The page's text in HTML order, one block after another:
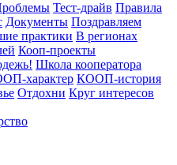
Тест-драйв Правила
Документы Поздравляем
практики В регионах
Кооп-проекты
Школа кооператора
характер КООП-история
Отдохни Круг интересов